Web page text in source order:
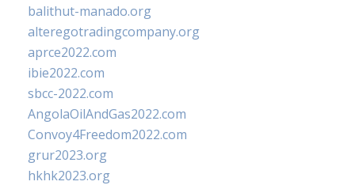
balithut-manado.org
alteregotradingcompany.org
aprce2022.com
ibie2022.com
sbcc-2022.com
AngolaOilAndGas2022.com
Convoy4Freedom2022.com
grur2023.org
hkhk2023.org